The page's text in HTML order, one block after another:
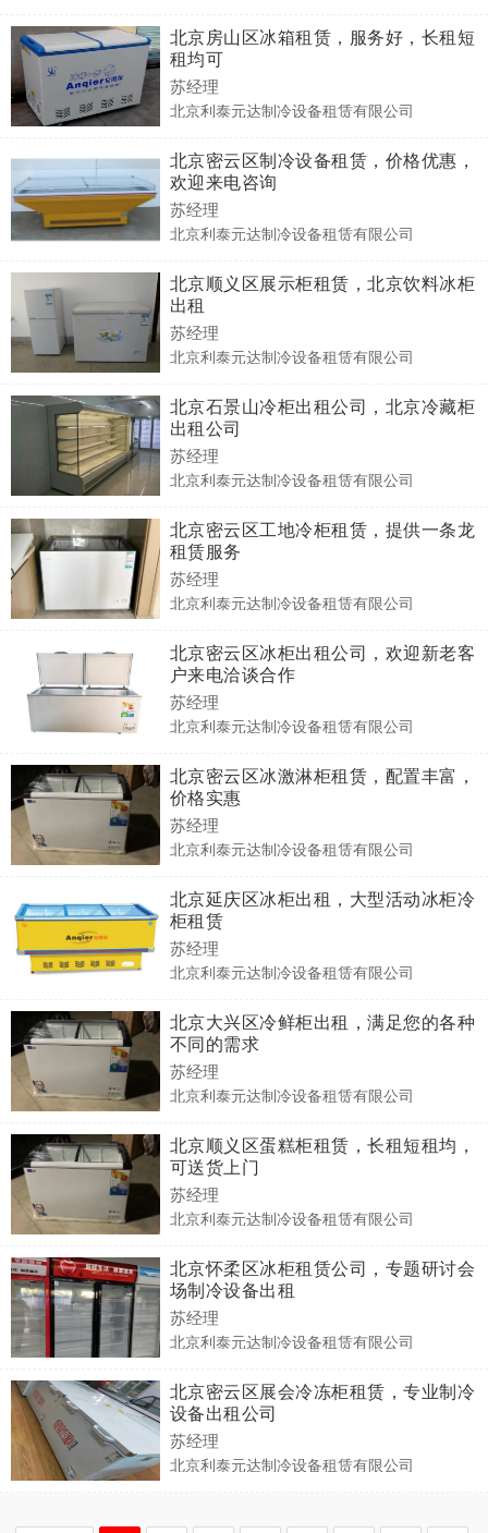
北京房山区冰箱租赁，服务好，长租短
租均可
苏经理
北京利泰元达制冷设备租赁有限公司
北京密云区制冷设备租赁，价格优惠，
欢迎来电咨询
苏经理
北京利泰元达制冷设备租赁有限公司
北京顺义区展示柜租赁，北京饮料冰柜
出租
苏经理
北京利泰元达制冷设备租赁有限公司
北京石景山冷柜出租公司，北京冷藏柜
出租公司
苏经理
北京利泰元达制冷设备租赁有限公司
北京密云区工地冷柜租赁，提供一条龙
租赁服务
苏经理
北京利泰元达制冷设备租赁有限公司
北京密云区冰柜出租公司，欢迎新老客
户来电洽谈合作
苏经理
北京利泰元达制冷设备租赁有限公司
北京密云区冰激淋柜租赁，配置丰富，
价格实惠
苏经理
北京利泰元达制冷设备租赁有限公司
北京延庆区冰柜出租，大型活动冰柜冷
柜租赁
苏经理
北京利泰元达制冷设备租赁有限公司
北京大兴区冷鲜柜出租，满足您的各种
不同的需求
苏经理
北京利泰元达制冷设备租赁有限公司
北京顺义区蛋糕柜租赁，长租短租均，
可送货上门
苏经理
北京利泰元达制冷设备租赁有限公司
北京怀柔区冰柜租赁公司，专题研讨会
场制冷设备出租
苏经理
北京利泰元达制冷设备租赁有限公司
北京密云区展会冷冻柜租赁，专业制冷
设备出租公司
苏经理
北京利泰元达制冷设备租赁有限公司